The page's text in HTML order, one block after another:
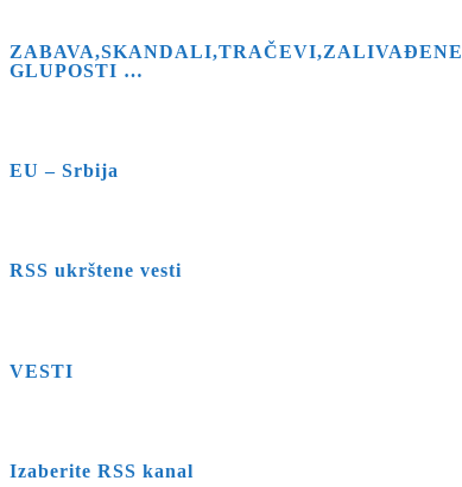
ZABAVA,SKANDALI,TRAČEVI,ZALIVAĐENE
GLUPOSTI …
EU – Srbija
RSS ukrštene vesti
VESTI
Izaberite RSS kanal